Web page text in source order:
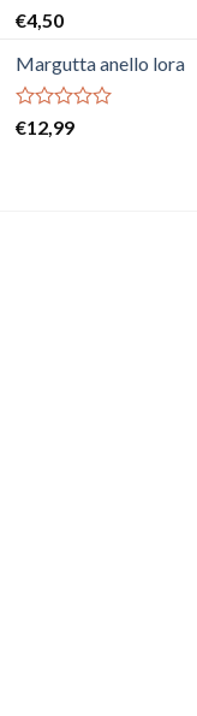
Valorado
con
0
de
5
€4,50
Margutta anello lora
Valorado
€12,99